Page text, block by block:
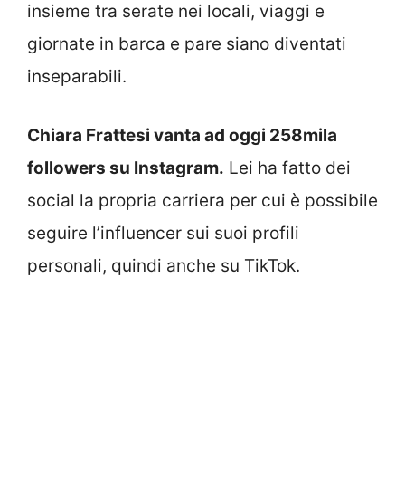
insieme tra serate nei locali, viaggi e
giornate in barca e pare siano diventati
inseparabili.
Chiara Frattesi vanta ad oggi 258mila
followers su Instagram. Lei ha fatto dei
social la propria carriera per cui è possibile
seguire l’influencer sui suoi profili
personali, quindi anche su TikTok.